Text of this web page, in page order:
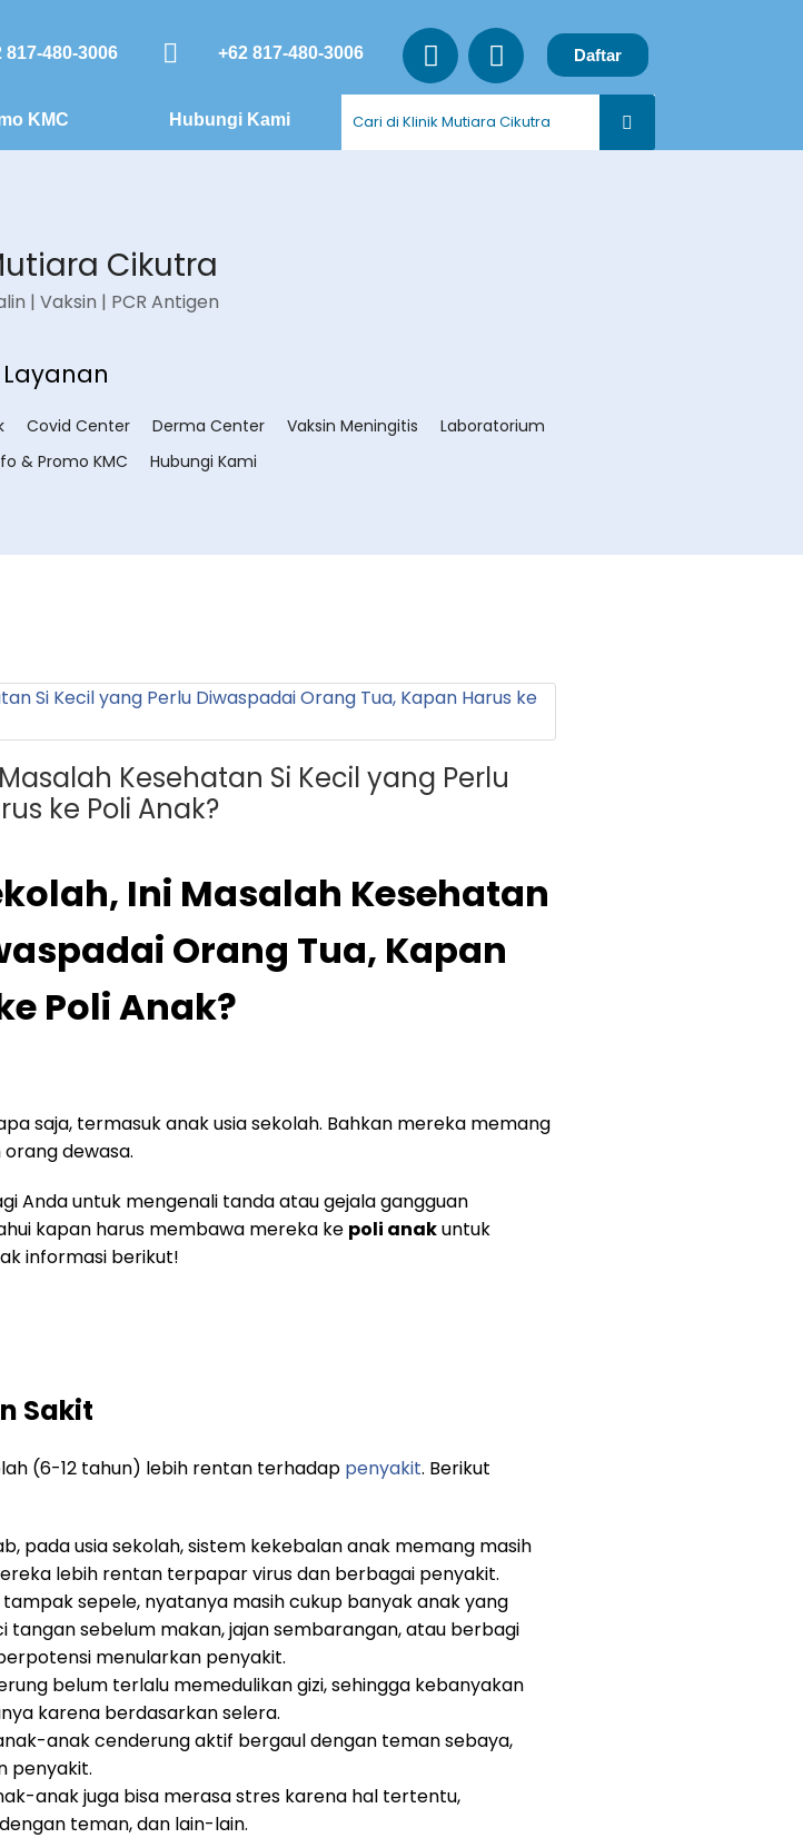
817-480-3006 +62 817-480-3006 Daftar
KMC Hubungi Kami
Cikutra
| Vaksin | PCR Antigen
Layanan
Covid Center Derma Center Vaksin Meningitis
Laboratorium
& Promo KMC Hubungi Kami
Kesehatan Si Kecil yang Perlu
ke Poli Anak?
Ini Masalah Kesehatan
Orang Tua, Kapan
Poli Anak?
saja, termasuk anak usia sekolah. Bahkan mereka memang
dewasa.
Anda untuk mengenali tanda atau gejala gangguan
kapan harus membawa mereka ke poli anakuntuk
informasi berikut!
Sakit
(6-12 tahun) lebih rentan terhadap penyakit. Berikut
pada usia sekolah, sistem kekebalan anak memang masih
lebih rentan terpapar virus dan berbagai penyakit.
sepele, nyatanya masih cukup banyak anak yang
tangan sebelum makan, jajan sembarangan, atau berbagi
menularkan penyakit.
belum terlalu memedulikan gizi, sehingga kebanyakan
karena berdasarkan selera.
anak cenderung aktif bergaul dengan teman sebaya,
penyakit.
anak juga bisa merasa stres karena hal tertentu,
teman, dan lain-lain.